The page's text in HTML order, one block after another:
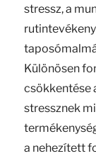
stressz, a
Különösen
csökkentése
stressznek
a nehezített